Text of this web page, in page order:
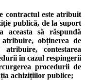
contractul este atribuit
publică, de la suport
aceasta să răspundă
obținerea de
contestarea
în cazul respingerii
procedurii de
achizițiilor publice;